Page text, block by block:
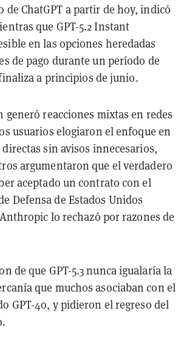
de ChatGPT a partir de hoy, indicó
que GPT-5.2 Instant
en las opciones heredadas
de pago durante un período de
a principios de junio.
generó reacciones mixtas en redes
usuarios elogiaron el enfoque en
directas sin avisos innecesarios,
argumentaron que el verdadero
aceptado un contrato con el
Defensa de Estados Unidos
lo rechazó por razones de
de que GPT-5.3 nunca igualaría la
que muchos asociaban con el
GPT-4o, y pidieron el regreso del